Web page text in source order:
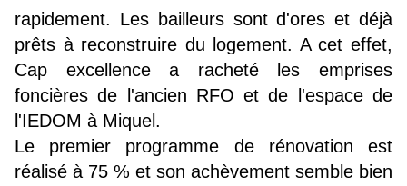
rapidement. Les bailleurs sont d'ores et déjà
prêts à reconstruire du logement. A cet effet,
Cap excellence a racheté les emprises
foncières de l'ancien RFO et de l'espace de
l'IEDOM à Miquel.
Le premier programme de rénovation est
réalisé à 75 % et son achèvement semble bien